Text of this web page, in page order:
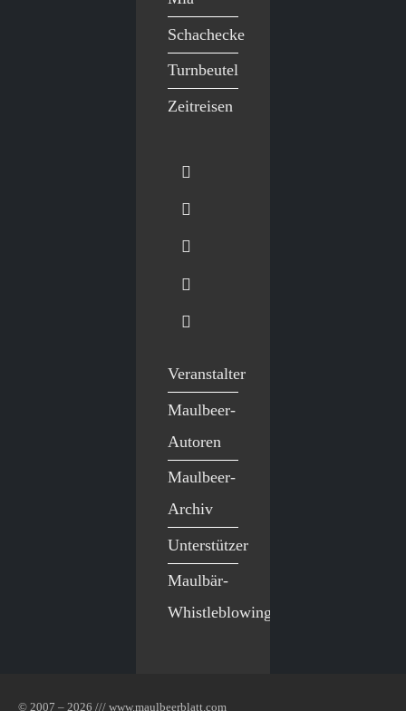
Schachecke
Turnbeutel
Zeitreisen
Veranstalter
Maulbeer-
Autoren
Maulbeer-
Archiv
Unterstützer
Maulbär-
Whistleblowing
© 2007 – 2026 /// www.maulbeerblatt.com